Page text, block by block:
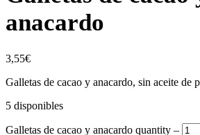
anacardo
3,55€
Galletas de cacao y anacardo, sin aceite de
5 disponibles
Galletas de cacao y anacardo quantity ‒